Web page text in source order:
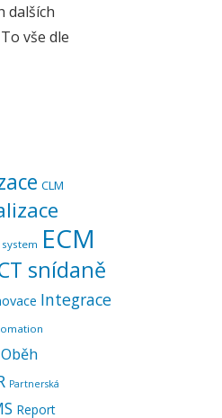
dalších
vše dle
CLM
ECM
snídaně
Integrace
Oběh
Partnerská
Report